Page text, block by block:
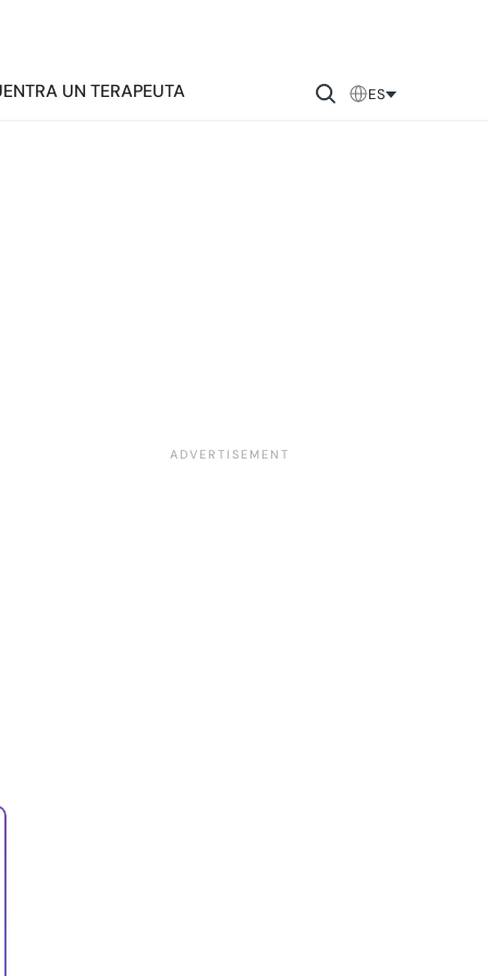
UN TERAPEUTA ES